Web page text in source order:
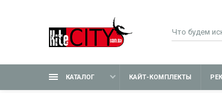
КАТАЛОГ КАЙТ-КОМПЛЕКТЫ